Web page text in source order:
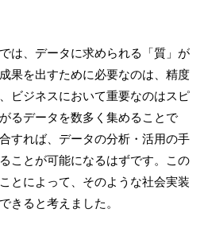
は、データに求められる「質」が
果を出すために必要なのは、精度
ビジネスにおいて重要なのはスピ
るデータを数多く集めることで
すれば、データの分析・活用の手
ことが可能になるはずです。この
とによって、そのような社会実装
きると考えました。